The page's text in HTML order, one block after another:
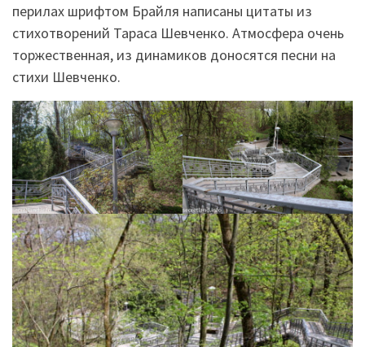
перилах шрифтом Брайля написаны цитаты из
стихотворений Тараса Шевченко. Атмосфера очень
торжественная, из динамиков доносятся песни на
стихи Шевченко.